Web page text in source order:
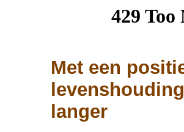
Met een
langer